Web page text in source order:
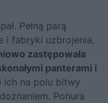
Pełną parą
i fabryki uzbrojenia,
zastępowała
panterami i
ich na polu bitwy
Ponura